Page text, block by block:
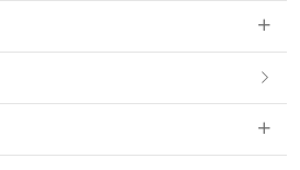
ュロット
ュロット
タンクトップ